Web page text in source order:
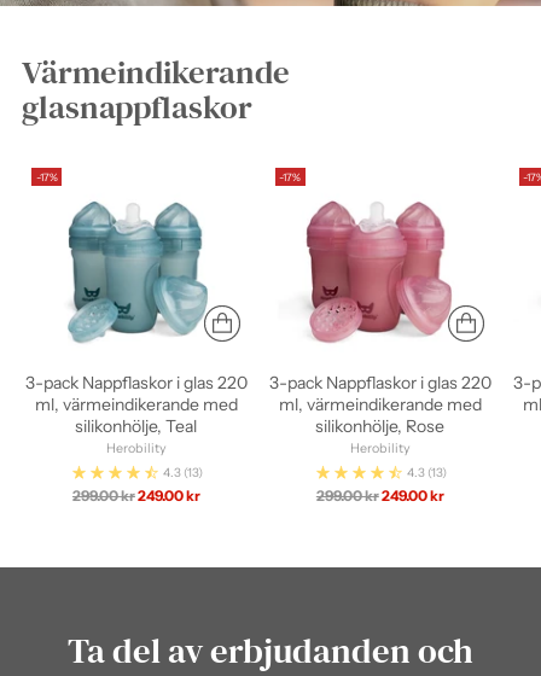
Värmeindikerande
glasnappflaskor
-17%
3-pack Nappflaskor i glas 220
ml, värmeindikerande med
silikonhölje, Teal
Herobility
4.3 (13)
Ordinarie
299.00 kr249.00 kr
-17%
3-pack Nappflaskor i glas 220
ml, värmeindikerande med
silikonhölje, Rose
Herobility
4.3 (13)
Ordinarie
299.00 kr249.00 kr
-
3-
Ta del av erbjudanden och